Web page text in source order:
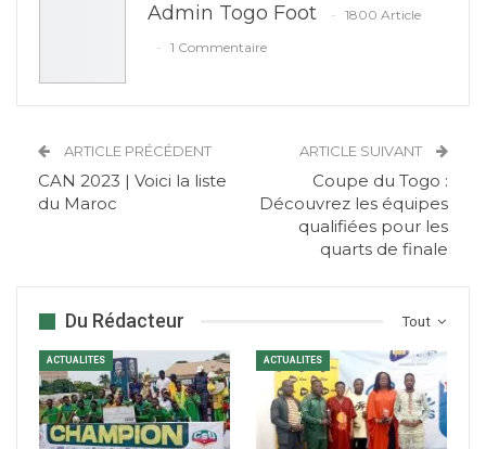
Admin Togo Foot
1800 Article
1 Commentaire
ARTICLE PRÉCÉDENT
CAN 2023 | Voici la liste
du Maroc
ARTICLE SUIVANT
Coupe du Togo :
Découvrez les équipes
qualifiées pour les
quarts de finale
Tout
Du Rédacteur
ACTUALITES ACTUALITES